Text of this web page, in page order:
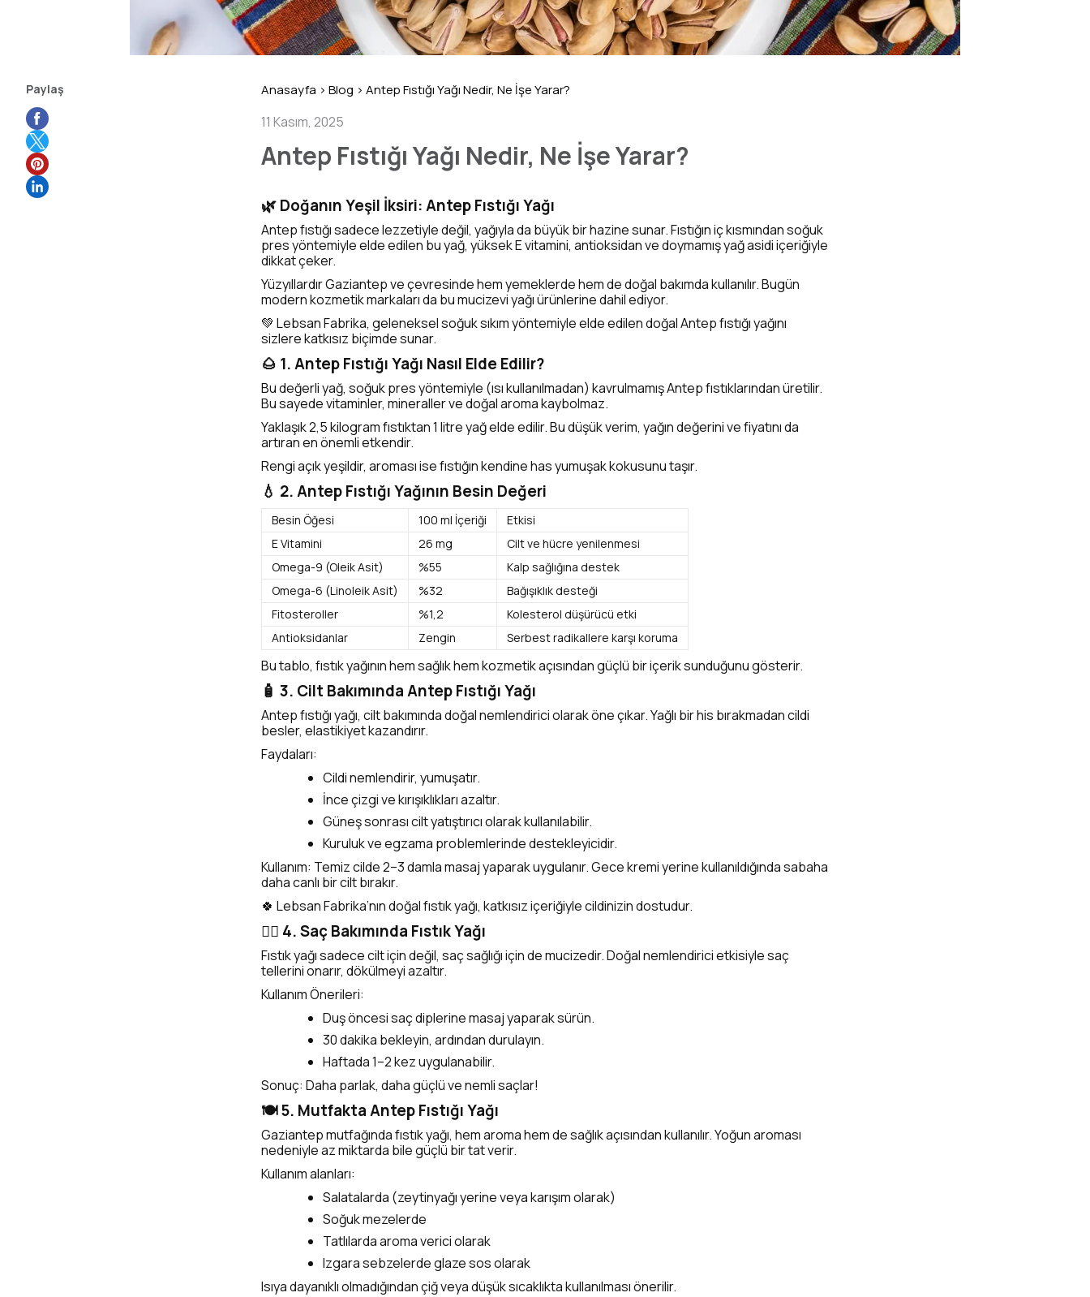
Paylaş Anasayfa > Blog > Antep Fıstığı Yağı Nedir, Ne İşe Yarar?
11 Kasım, 2025
Antep Fıstığı Yağı Nedir, Ne İşe Yarar?
🌿 Doğanın Yeşil İksiri: Antep Fıstığı Yağı
Antep fıstığı sadece lezzetiyle değil, yağıyla da büyük bir hazine sunar. Fıstığın iç kısmından soğuk
pres yöntemiyle elde edilen bu yağ, yüksek E vitamini, antioksidan ve doymamış yağ asidi içeriğiyle
dikkat çeker.
Yüzyıllardır Gaziantep ve çevresinde hem yemeklerde hem de doğal bakımda kullanılır. Bugün
modern kozmetik markaları da bu mucizevi yağı ürünlerine dahil ediyor.
💚 Lebsan Fabrika, geleneksel soğuk sıkım yöntemiyle elde edilen doğal Antep fıstığı yağını
sizlere katkısız biçimde sunar.
🌰 1. Antep Fıstığı Yağı Nasıl Elde Edilir?
Bu değerli yağ, soğuk pres yöntemiyle (ısı kullanılmadan) kavrulmamış Antep fıstıklarından üretilir.
Bu sayede vitaminler, mineraller ve doğal aroma kaybolmaz.
Yaklaşık 2,5 kilogram fıstıktan 1 litre yağ elde edilir. Bu düşük verim, yağın değerini ve fiyatını da
artıran en önemli etkendir.
Rengi açık yeşildir, aroması ise fıstığın kendine has yumuşak kokusunu taşır.
💧 2. Antep Fıstığı Yağının Besin Değeri
Besin Öğesi 100 ml İçeriği
Etkisi
E Vitamini
26 mg
Cilt ve hücre yenilenmesi
Omega-9 (Oleik Asit)
%55
Kalp sağlığına destek
Omega-6 (Linoleik Asit)
%32
Bağışıklık desteği
Fitosteroller
%1,2
Kolesterol düşürücü etki
Antioksidanlar
Zengin Serbest radikallere karşı koruma
Bu tablo, fıstık yağının hem sağlık hem kozmetik açısından güçlü bir içerik sunduğunu gösterir.
🧴 3. Cilt Bakımında Antep Fıstığı Yağı
Antep fıstığı yağı, cilt bakımında doğal nemlendirici olarak öne çıkar. Yağlı bir his bırakmadan cildi
besler, elastikiyet kazandırır.
Faydaları:
Cildi nemlendirir, yumuşatır.
İnce çizgi ve kırışıklıkları azaltır.
Güneş sonrası cilt yatıştırıcı olarak kullanılabilir.
Kuruluk ve egzama problemlerinde destekleyicidir.
Kullanım: Temiz cilde 2–3 damla masaj yaparak uygulanır. Gece kremi yerine kullanıldığında sabaha
daha canlı bir cilt bırakır.
🍀 Lebsan Fabrika’nın doğal fıstık yağı, katkısız içeriğiyle cildinizin dostudur.
💆‍♀️ 4. Saç Bakımında Fıstık Yağı
Fıstık yağı sadece cilt için değil, saç sağlığı için de mucizedir. Doğal nemlendirici etkisiyle saç
tellerini onarır, dökülmeyi azaltır.
Kullanım Önerileri:
Duş öncesi saç diplerine masaj yaparak sürün.
30 dakika bekleyin, ardından durulayın.
Haftada 1–2 kez uygulanabilir.
Sonuç: Daha parlak, daha güçlü ve nemli saçlar!
🍽️ 5. Mutfakta Antep Fıstığı Yağı
Gaziantep mutfağında fıstık yağı, hem aroma hem de sağlık açısından kullanılır. Yoğun aroması
nedeniyle az miktarda bile güçlü bir tat verir.
Kullanım alanları:
Salatalarda (zeytinyağı yerine veya karışım olarak)
Soğuk mezelerde
Tatlılarda aroma verici olarak
Izgara sebzelerde glaze sos olarak
Isıya dayanıklı olmadığından çiğ veya düşük sıcaklıkta kullanılması önerilir.